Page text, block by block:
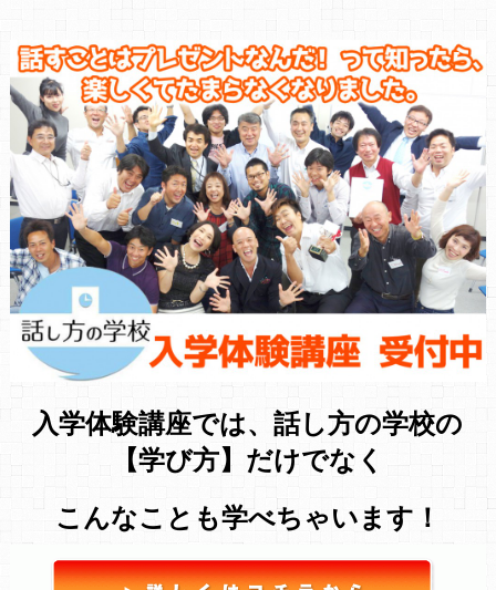
入学体験講座では、話し方の学校の
【学び方】だけでなく
こんなことも学べちゃいます！